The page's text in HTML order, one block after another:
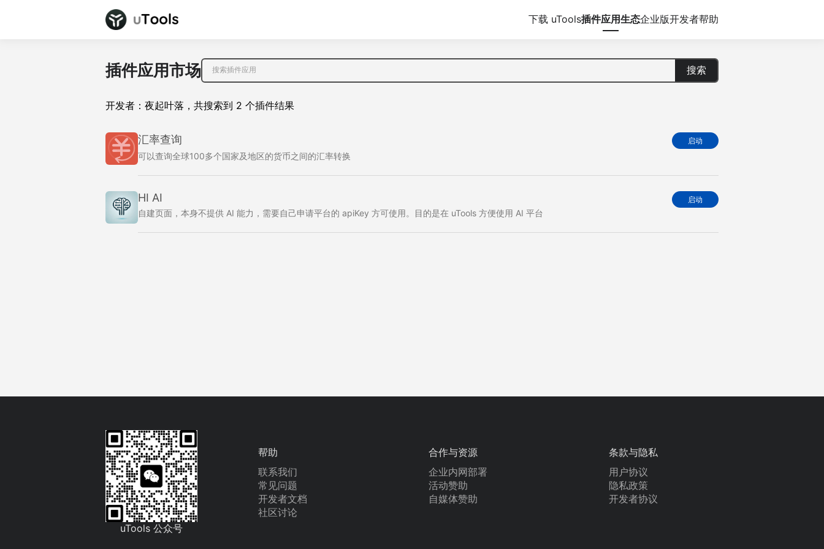
下载 uTools插件应用生态企业版开发者帮助
插件应用市场 搜索
开发者： 夜起叶落 ， 共搜索到 2 个插件结果
汇率查询
可以查询全球100多个国家及地区的货币之间的汇率转换
启动
HI AI
自建页面，本身不提供 AI 能力，需要自己申请平台的 apiKey 方可使用。目的是在 uTools 方便使用 AI 平台
启动
uTools 公众号
帮助
联系我们
常见问题
开发者文档
社区讨论
合作与资源
企业内网部署
活动赞助
自媒体赞助
条款与隐私
用户协议
隐私政策
开发者协议